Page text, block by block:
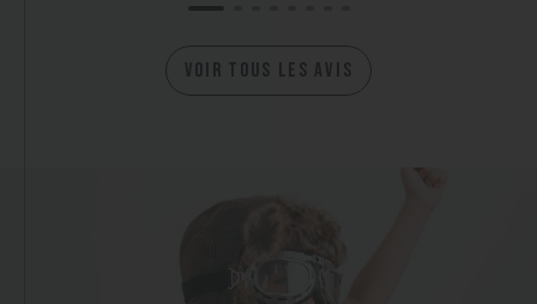
VOIR TOUS LES AVIS